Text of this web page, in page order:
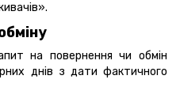
на повернення чи обмін
днів з дати фактичного